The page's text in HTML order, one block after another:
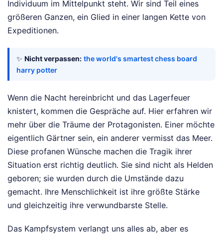
Individuum im Mittelpunkt steht. Wir sind Teil eines
größeren Ganzen, ein Glied in einer langen Kette von
Expeditionen.
✨ Nicht verpassen: the world's smartest chess board
harry potter
Wenn die Nacht hereinbricht und das Lagerfeuer
knistert, kommen die Gespräche auf. Hier erfahren wir
mehr über die Träume der Protagonisten. Einer möchte
eigentlich Gärtner sein, ein anderer vermisst das Meer.
Diese profanen Wünsche machen die Tragik ihrer
Situation erst richtig deutlich. Sie sind nicht als Helden
geboren; sie wurden durch die Umstände dazu
gemacht. Ihre Menschlichkeit ist ihre größte Stärke
und gleichzeitig ihre verwundbarste Stelle.
Das Kampfsystem verlangt uns alles ab, aber es